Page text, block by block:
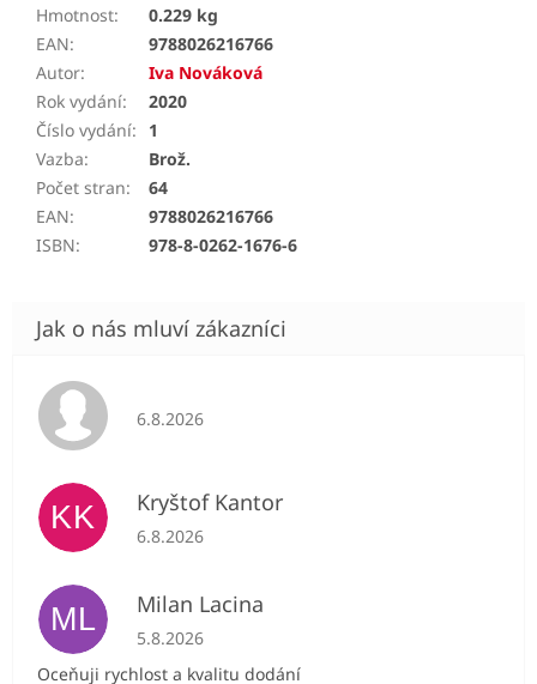
Hmotnost:
0.229 kg
EAN:
9788026216766
Autor:
Iva Nováková
Rok vydání:
2020
Číslo vydání:
1
Vazba:
Brož.
Počet stran:
64
EAN:
9788026216766
ISBN: 978-8-0262-1676-6
Hodnocení obchodu je 5 z 5 hvězdiček.
6.8.2026
KK Kryštof Kantor
Hodnocení obchodu je 5 z 5 hvězdiček.
6.8.2026
ML Milan Lacina
Hodnocení obchodu je 5 z 5 hvězdiček.
5.8.2026
Oceňuji rychlost a kvalitu dodání